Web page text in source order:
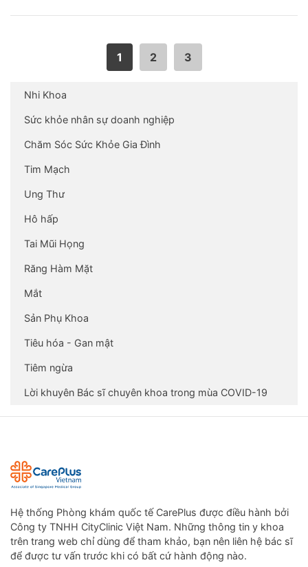
1 2 3
Nhi Khoa
Sức khỏe nhân sự doanh nghiệp
Chăm Sóc Sức Khỏe Gia Đình
Tim Mạch
Ung Thư
Hô hấp
Tai Mũi Họng
Răng Hàm Mặt
Mắt
Sản Phụ Khoa
Tiêu hóa - Gan mật
Tiêm ngừa
Lời khuyên Bác sĩ chuyên khoa trong mùa COVID-19
Hệ thống Phòng khám quốc tế CarePlus được điều hành bởi
Công ty TNHH CityClinic Việt Nam. Những thông tin y khoa
trên trang web chỉ dùng để tham khảo, bạn nên liên hệ bác sĩ
để được tư vấn trước khi có bất cứ hành động nào.